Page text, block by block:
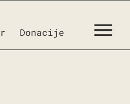
Donacije